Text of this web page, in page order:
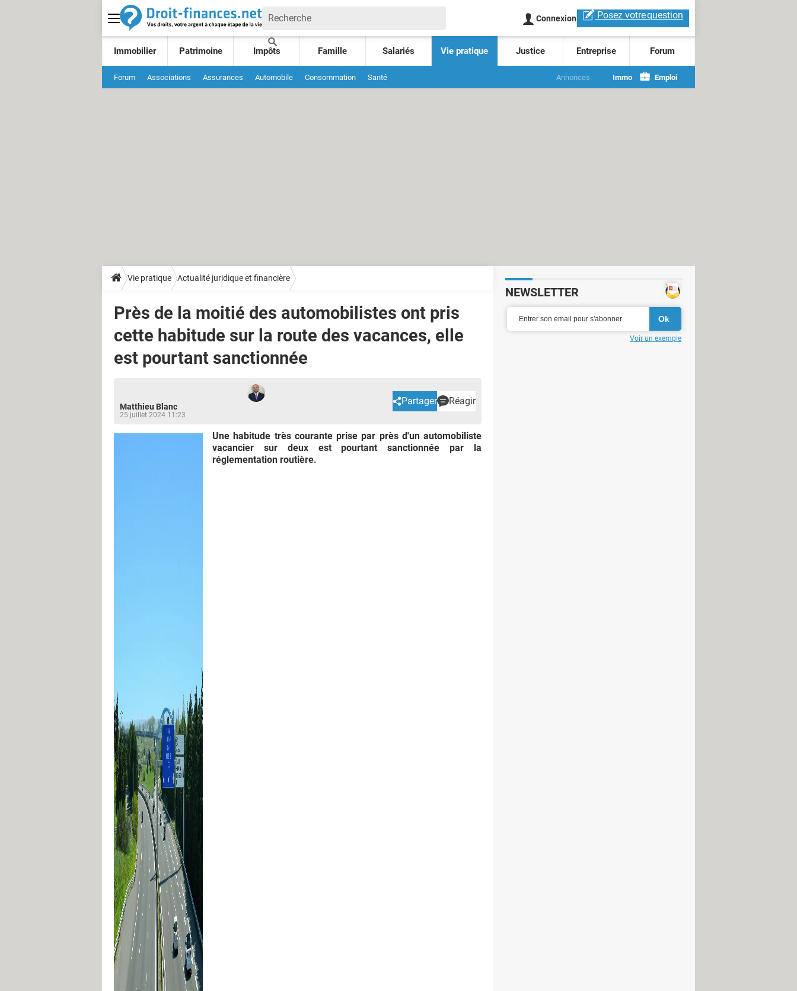
Connexion Posez votrequestion
Immobilier Patrimoine Impôts Famille Salariés Vie pratique Justice Entreprise Forum
Forum Associations Assurances Automobile Consommation Santé Annonces Immo Emploi
Vie pratique Actualité juridique et financière
Près de la moitié des automobilistes ont pris
cette habitude sur la route des vacances, elle
est pourtant sanctionnée
Matthieu Blanc
25 juillet 2024 11:23
Partager Réagir
Une habitude très courante prise par près d'un automobiliste
vacancier sur deux est pourtant sanctionnée par la
réglementation routière.
NEWSLETTER
Voir un exemple